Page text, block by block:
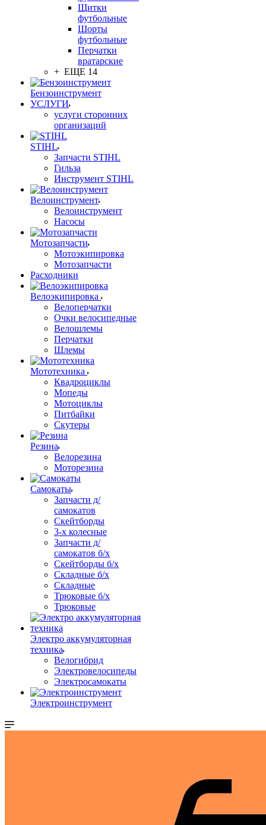
Щитки
футбольные
Шорты
футбольные
Перчатки
вратарские
+ ЕЩЕ 14
Бензоинструмент
УСЛУГИ
услуги сторонних
организаций
STIHL
Запчасти STIHL
Гильза
Инструмент STIHL
Велоинструмент
Велоинструмент
Насосы
Мотозапчасти
Мотоэкипировка
Мотозапчасти
Расходники
Велоэкипировка
Велоперчатки
Очки велосипедные
Велошлемы
Перчатки
Шлемы
Мототехника
Квадроциклы
Мопеды
Мотоциклы
Питбайки
Скутеры
Резина
Велорезина
Моторезина
Самокаты
Запчасти д/
самокатов
Скейтборды
3-х колесные
Запчасти д/
самокатов б/х
Скейтборды б/х
Складные б/х
Складные
Трюковые б/х
Трюковые
Электро аккумуляторная
техника
Велогибрид
Электровелосипеды
Электросамокаты
Электроинструмент